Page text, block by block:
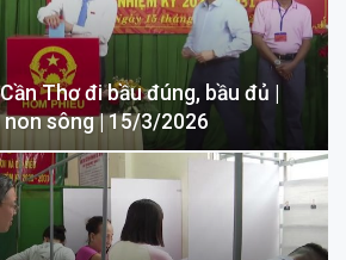
Thơ đi bầu đúng, bầu đủ |
non sông | 15/3/2026